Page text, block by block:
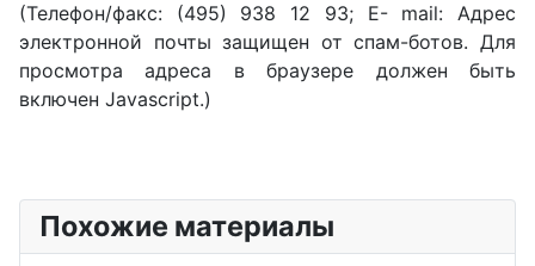
(Телефон/факс: (495) 938 12 93; E- mail: Адрес
электронной почты защищен от спам-ботов. Для
просмотра адреса в браузере должен быть
включен Javascript.)
Похожие материалы